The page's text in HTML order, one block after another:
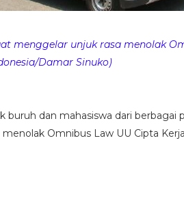
menggelar unjuk rasa menolak
Damar Sinuko)
buruh dan mahasiswa dari
Omnibus Law UU Cipta